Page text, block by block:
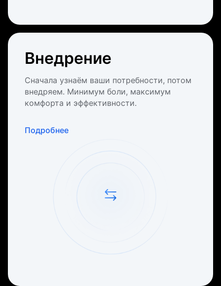
Внедрение
Сначала узнаём ваши потребности, потом
внедряем. Минимум боли, максимум
комфорта и эффективности.
Подробнее